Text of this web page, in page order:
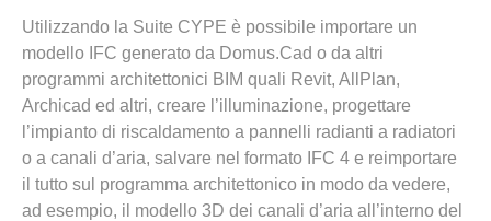
Utilizzando la Suite CYPE è possibile importare un
modello IFC generato da Domus.Cad o da altri
programmi architettonici BIM quali Revit, AllPlan,
Archicad ed altri, creare l’illuminazione, progettare
l’impianto di riscaldamento a pannelli radianti a radiatori
o a canali d’aria, salvare nel formato IFC 4 e reimportare
il tutto sul programma architettonico in modo da vedere,
ad esempio, il modello 3D dei canali d’aria all’interno del